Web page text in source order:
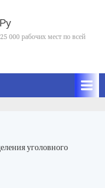
000 рабочих мест по всей
уголовного